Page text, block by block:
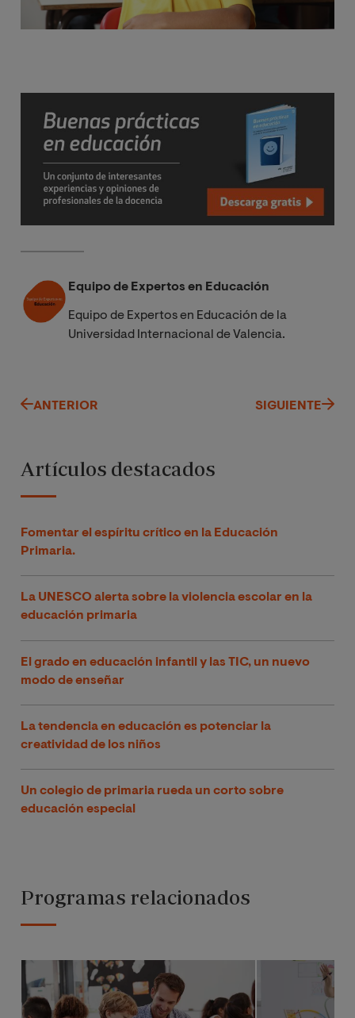
Equipo de Expertos en Educación
Equipo de Expertos en Educación de la
Universidad Internacional de Valencia.
ANTERIOR SIGUIENTE
Artículos destacados
Fomentar el espíritu crítico en la Educación
Primaria.
La UNESCO alerta sobre la violencia escolar en la
educación primaria
El grado en educación infantil y las TIC, un nuevo
modo de enseñar
La tendencia en educación es potenciar la
creatividad de los niños
Un colegio de primaria rueda un corto sobre
educación especial
Programas relacionados